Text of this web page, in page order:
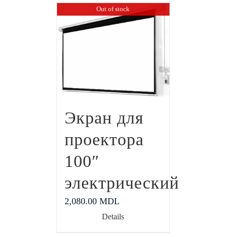
Out of stock
Экран для
проектора
100″
электрический
2,080.00 MDL
Details